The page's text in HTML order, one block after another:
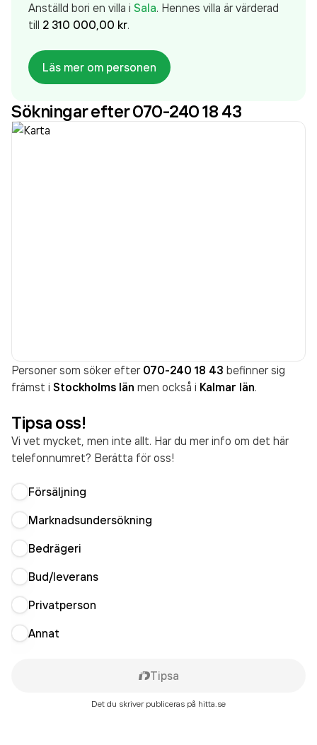
Anställd bori en villa i Sala. Hennes villa är värderad
till 2 310 000,00 kr.
Läs mer om personen
Sökningar efter 070-240 18 43
Personer som söker efter 070-240 18 43 befinner sig
främst i Stockholms län men också i Kalmar län.
Tipsa oss!
Vi vet mycket, men inte allt. Har du mer info om det här
telefonnumret? Berätta för oss!
Försäljning
Marknadsundersökning
Bedrägeri
Bud/leverans
Privatperson
Annat
Tipsa
Det du skriver publiceras på hitta.se